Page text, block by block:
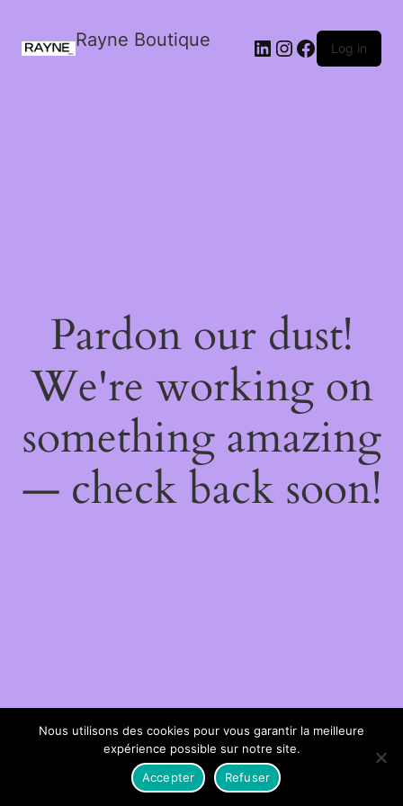
Rayne Boutique Log in
Pardon our dust!
We're working on
something amazing
— check back soon!
Nous utilisons des cookies pour vous garantir la meilleure
expérience possible sur notre site.
Accepter
Refuser